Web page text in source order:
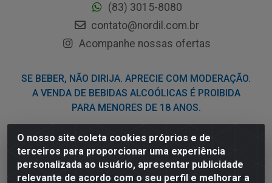
O nosso site coleta cookies próprios e de
terceiros para proporcionar uma experiência
personalizada ao usuário, apresentar publicidade
relevante de acordo com o seu perfil e melhorar a
(83) 3015-8080
contato@nordil.com.br
Acompanhe nossas ofertas
SE BEBER, NÃO DIRIJA. APRECIE COM MODERAÇÃO.
A VENDA DE BEBIDAS ALCOÓLICAS É PROIBIDA
PARA MENORES DE 18 ANOS.
Nordil Distribuidora - Avenida Liberdade, 2738, Bloco F -
Sesi - Bayeux/PB - CEP 58.111-400 - CNPJ
03.775.813/0001-41